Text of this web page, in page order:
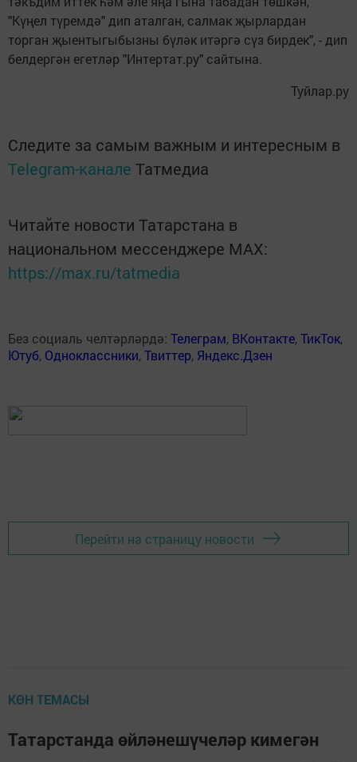
"Күңел түремдә" дип аталган, салмак җырлардан
торган җыентыгыбызны бүләк итәргә сүз бирдек", - дип
белдергән егетләр "Интертат.ру" сайтына.
Туйлар.ру
Следите за самым важным и интересным в
Telegram-канале Татмедиа
Читайте новости Татарстана в
национальном мессенджере MАХ:
https://max.ru/tatmedia
Без социаль челтәрләрдә: Телеграм, ВКонтакте,ТикТок,
Ютуб, Одноклассники,Твиттер, Яндекс.Дзен
Перейти на страницу новости
КӨН ТЕМАСЫ
Татарстанда өйләнешүчеләр кимегән